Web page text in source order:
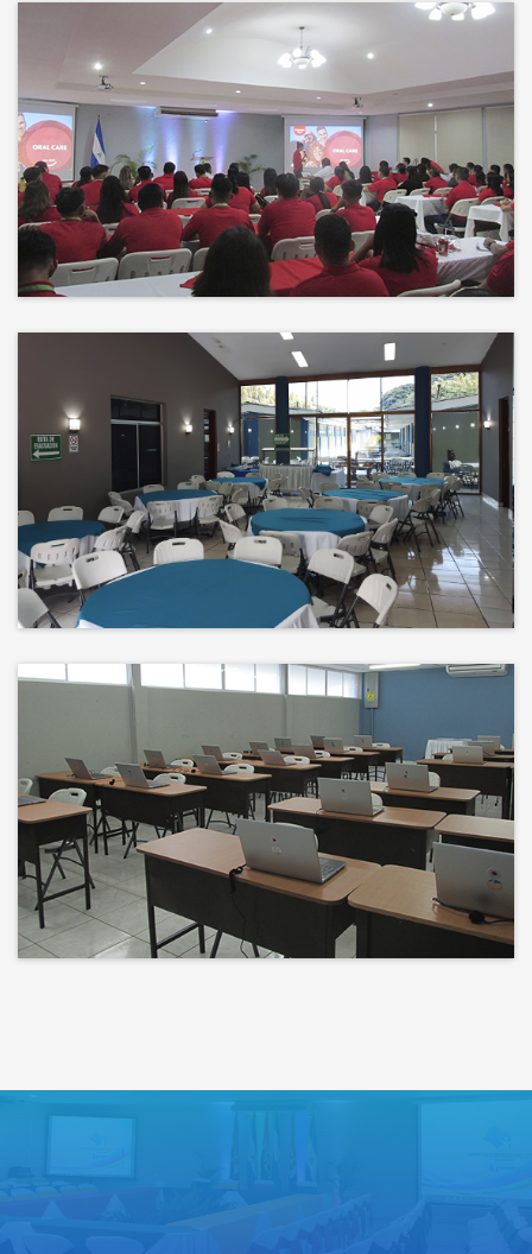
Desconectamos para conectar.
Entre risas, brisa fresca y un
ambiente natural
Events
El éxito no es solo un destino, es el
impacto que dejamos en el
camino
Bienvenidos a un espacio donde
las ideas cobran voz y el
conocimiento se comparte
todos tus mañanas